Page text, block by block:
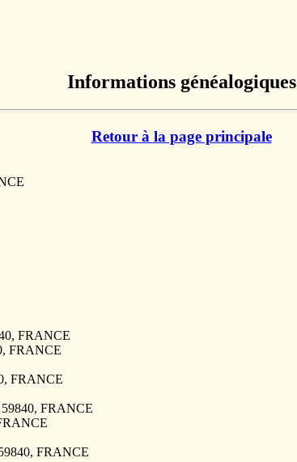
Informations généalogiques
Retour à la page principale
FRANCE
FRANCE
FRANCE
59840, FRANCE
FRANCE